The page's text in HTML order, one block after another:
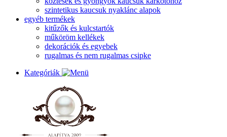
szintetikus kaucsuk nyaklánc alapok
egyéb termékek
kitűzők és kulcstartók
műköröm kellékek
dekorációk és egyebek
rugalmas és nem rugalmas csipke
Kategóriák